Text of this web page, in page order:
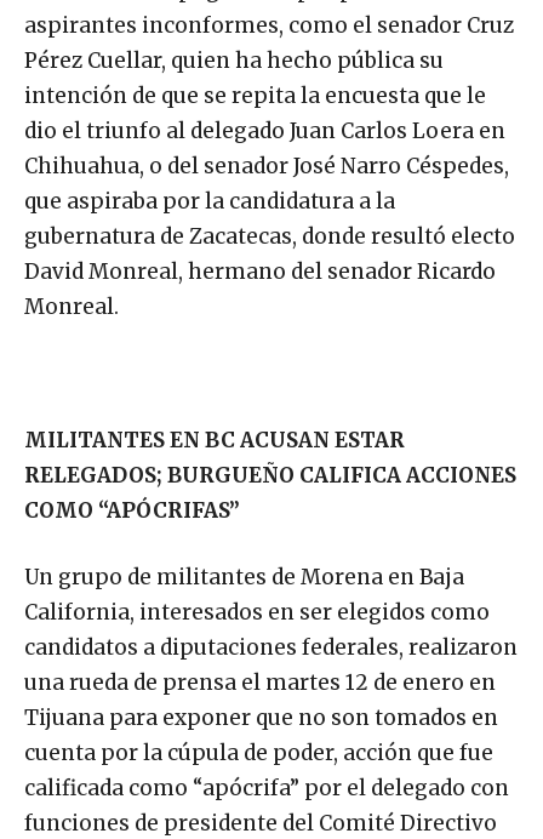
aspirantes inconformes, como el senador Cruz
Pérez Cuellar, quien ha hecho pública su
intención de que se repita la encuesta que le
dio el triunfo al delegado Juan Carlos Loera en
Chihuahua, o del senador José Narro Céspedes,
que aspiraba por la candidatura a la
gubernatura de Zacatecas, donde resultó electo
David Monreal, hermano del senador Ricardo
Monreal.
MILITANTES EN BC ACUSAN ESTAR
RELEGADOS; BURGUEÑO CALIFICA ACCIONES
COMO “APÓCRIFAS”
Un grupo de militantes de Morena en Baja
California, interesados en ser elegidos como
candidatos a diputaciones federales, realizaron
una rueda de prensa el martes 12 de enero en
Tijuana para exponer que no son tomados en
cuenta por la cúpula de poder, acción que fue
calificada como “apócrifa” por el delegado con
funciones de presidente del Comité Directivo